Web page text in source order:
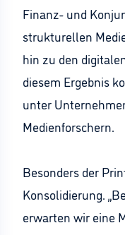
Finanz- und
strukturellen
hin zu den
diesem Ergebnis
unter
Medienforschern.
Besonders der
Konsolidierung.
erwarten wir eine